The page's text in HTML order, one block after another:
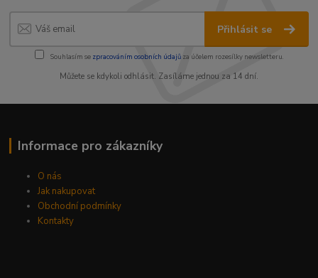
Přihlásit se
Souhlasím se zpracováním osobních údajůza účelem rozesílky newsletteru.
Můžete se kdykoli odhlásit. Zasíláme jednou za 14 dní.
Informace pro zákazníky
O nás
Jak nakupovat
Obchodní podmínky
Kontakty